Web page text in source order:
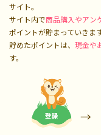
サイト。
サイト内で商品購入やアン
ポイントが貯まっていきます
貯めたポイントは、 現金や
す。